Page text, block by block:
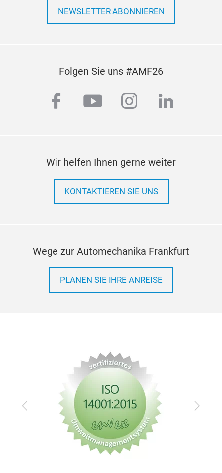
NEWSLETTER ABONNIEREN
Folgen Sie uns #AMF26
facebook
youtubeinstagram
linkedin
Wir helfen Ihnen gerne weiter
KONTAKTIEREN SIE UNS
Wege zur Automechanika Frankfurt
PLANEN SIE IHRE ANREISE
Zurück Vor